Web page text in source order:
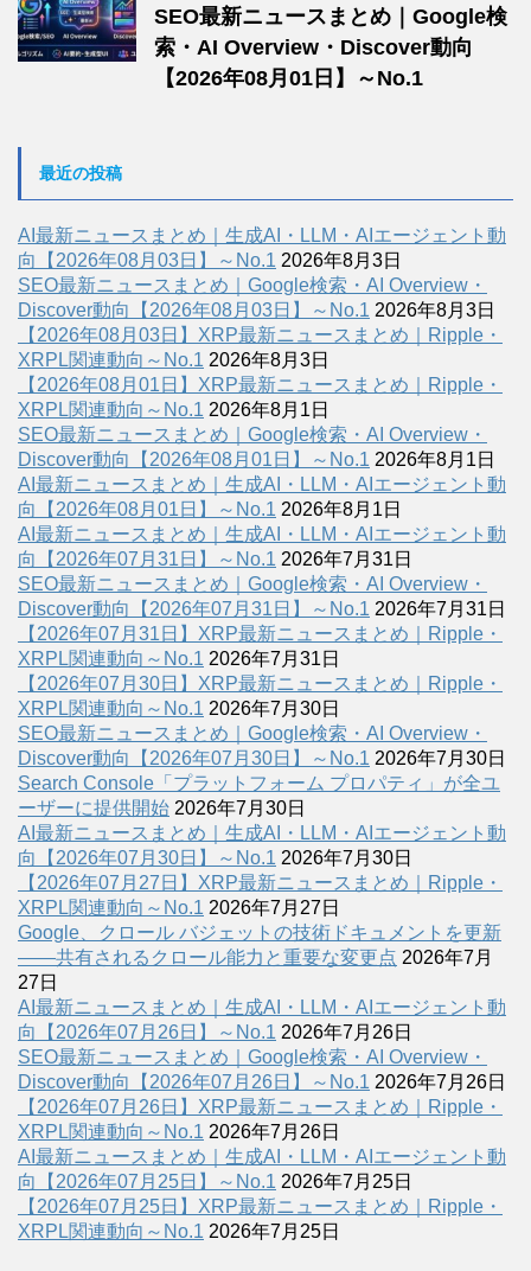
SEO最新ニュースまとめ｜Google検
索・AI Overview・Discover動向
【2026年08月01日】～No.1
最近の投稿
AI最新ニュースまとめ｜生成AI・LLM・AIエージェント動
向【2026年08月03日】～No.1 2026年8月3日
SEO最新ニュースまとめ｜Google検索・AI Overview・
Discover動向【2026年08月03日】～No.1 2026年8月3日
【2026年08月03日】XRP最新ニュースまとめ｜Ripple・
XRPL関連動向～No.1 2026年8月3日
【2026年08月01日】XRP最新ニュースまとめ｜Ripple・
XRPL関連動向～No.1 2026年8月1日
SEO最新ニュースまとめ｜Google検索・AI Overview・
Discover動向【2026年08月01日】～No.1 2026年8月1日
AI最新ニュースまとめ｜生成AI・LLM・AIエージェント動
向【2026年08月01日】～No.1 2026年8月1日
AI最新ニュースまとめ｜生成AI・LLM・AIエージェント動
向【2026年07月31日】～No.1 2026年7月31日
SEO最新ニュースまとめ｜Google検索・AI Overview・
Discover動向【2026年07月31日】～No.1 2026年7月31日
【2026年07月31日】XRP最新ニュースまとめ｜Ripple・
XRPL関連動向～No.1 2026年7月31日
【2026年07月30日】XRP最新ニュースまとめ｜Ripple・
XRPL関連動向～No.1 2026年7月30日
SEO最新ニュースまとめ｜Google検索・AI Overview・
Discover動向【2026年07月30日】～No.1 2026年7月30日
Search Console「プラットフォーム プロパティ」が全ユ
ーザーに提供開始 2026年7月30日
AI最新ニュースまとめ｜生成AI・LLM・AIエージェント動
向【2026年07月30日】～No.1 2026年7月30日
【2026年07月27日】XRP最新ニュースまとめ｜Ripple・
XRPL関連動向～No.1 2026年7月27日
Google、クロール バジェットの技術ドキュメントを更新
――共有されるクロール能力と重要な変更点 2026年7月
27日
AI最新ニュースまとめ｜生成AI・LLM・AIエージェント動
向【2026年07月26日】～No.1 2026年7月26日
SEO最新ニュースまとめ｜Google検索・AI Overview・
Discover動向【2026年07月26日】～No.1 2026年7月26日
【2026年07月26日】XRP最新ニュースまとめ｜Ripple・
XRPL関連動向～No.1 2026年7月26日
AI最新ニュースまとめ｜生成AI・LLM・AIエージェント動
向【2026年07月25日】～No.1 2026年7月25日
【2026年07月25日】XRP最新ニュースまとめ｜Ripple・
XRPL関連動向～No.1 2026年7月25日